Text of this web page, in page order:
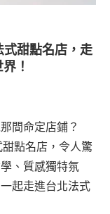
甜點名店，走
！
間命定店鋪？
點名店，令人驚
、質感獨特氛
起走進台北法式